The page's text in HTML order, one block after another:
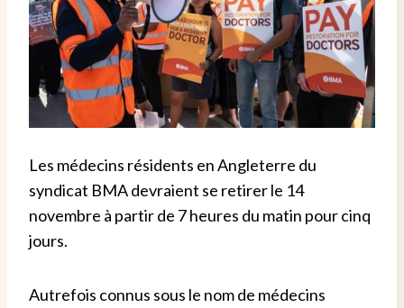
Les médecins résidents en Angleterre du
syndicat BMA devraient se retirer le 14
novembre à partir de 7 heures du matin pour cinq
jours.
Autrefois connus sous le nom de médecins